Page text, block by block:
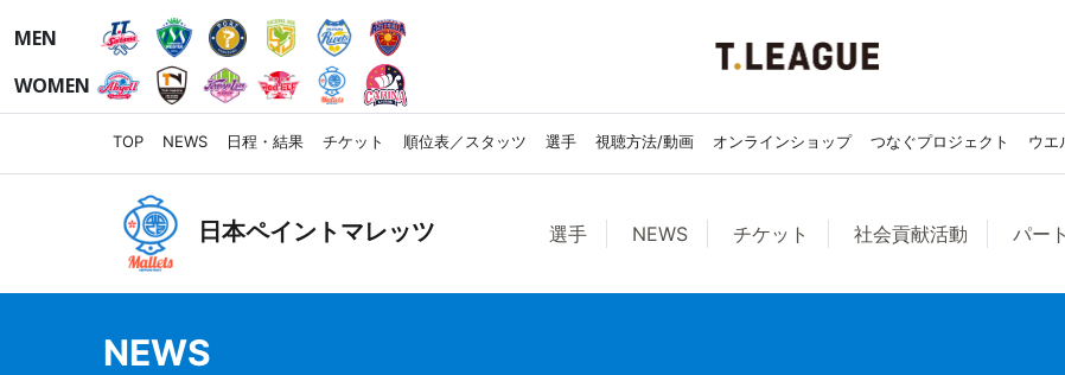
MEN
WOMEN
TOP NEWS 日程・結果 チケット 順位表／スタッツ 選手 視聴方法/動画 オンラインショップ つなぐプロジェクト ウエ
日本ペイントマレッツ 選手 NEWS チケット 社会貢献活動 パー
NEWS